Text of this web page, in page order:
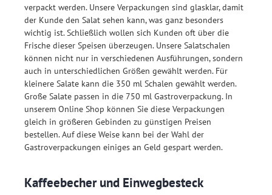
verpackt werden. Unsere Verpackungen sind glasklar, damit
der Kunde den Salat sehen kann, was ganz besonders
wichtig ist. Schließlich wollen sich Kunden oft über die
Frische dieser Speisen überzeugen. Unsere Salatschalen
können nicht nur in verschiedenen Ausführungen, sondern
auch in unterschiedlichen Größen gewählt werden. Für
kleinere Salate kann die 350 ml Schalen gewählt werden.
Große Salate passen in die 750 ml Gastroverpackung. In
unserem Online Shop können Sie diese Verpackungen
gleich in größeren Gebinden zu günstigen Preisen
bestellen. Auf diese Weise kann bei der Wahl der
Gastroverpackungen einiges an Geld gespart werden.
Kaffeebecher und Einwegbesteck